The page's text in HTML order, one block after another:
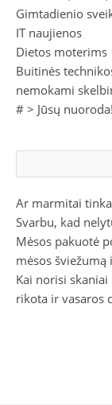
Gimtadienio
IT naujienos
Dietos moterims
Buitinės
nemokami
# > Jūsų nuoroda!
Ar marmitai
Svarbu, kad
Mėsos pakuotė
mėsos šviežumą
Kai norisi
rikota ir vasaros